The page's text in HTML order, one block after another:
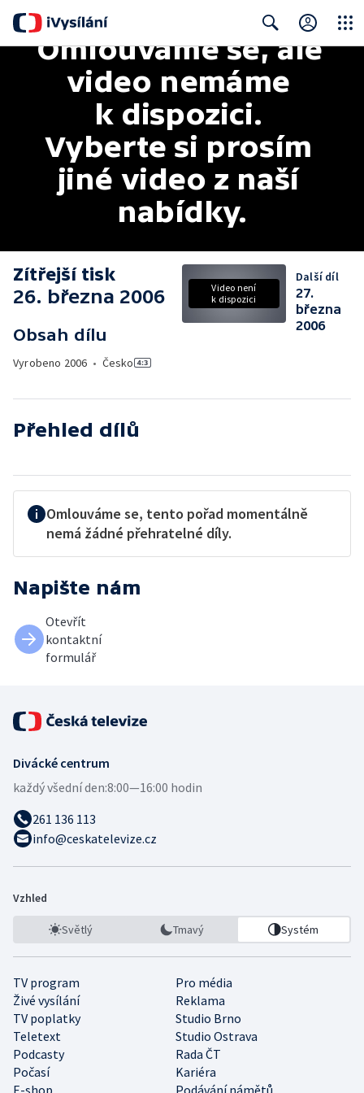
Search
Omlouváme se, ale
video nemáme
k dispozici.
Vyberte si prosím
jiné video z naší
nabídky.
Zítřejší tisk
26. března 2006
Obsah dílu
Vyrobeno 2006 • Česko
Video není
k dispozici
Další díl
27.
března
2006
Přehled dílů
Omlouváme se, tento pořad momentálně
nemá žádné přehratelné díly.
Napište nám
Otevřít
kontaktní
formulář
Divácké centrum
každý všední den:8:00—16:00 hodin
261 136 113
info@ceskatelevize.cz
Vzhled
Světlý Tmavý Systém
TV program
Pro média
Živé vysílání
Reklama
TV poplatky
Studio Brno
Teletext
Studio Ostrava
Podcasty
Rada ČT
Počasí
Kariéra
E-shop
Podávání námětů